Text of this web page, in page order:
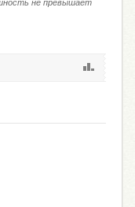
не превышает